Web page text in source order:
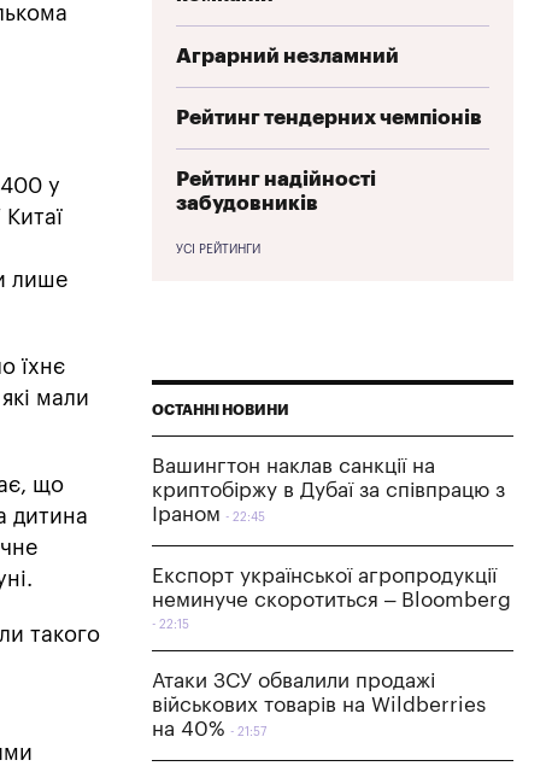
у
Китаї
лише
їхнє
мали
що
дитина
такого
Аграрний незламний
Рейтинг тендерних чемпіонів
Рейтинг надійності
забудовників
УСІ РЕЙТИНГИ
ОСТАННІ НОВИНИ
Вашингтон наклав санкції на
криптобіржу в Дубаї за співпрацю з
Іраном
22:45
Експорт української агропродукції
неминуче скоротиться – Bloomberg
22:15
Атаки ЗСУ обвалили продажі
військових товарів на Wildberries
на 40%
21:57